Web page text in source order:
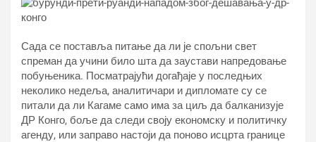
Сада се поставља питање да ли је спољни свет
спреман да учини било шта да заустави напредовање
побуњеника. Посматрајући догађаје у последњих
неколико недеља, аналитичари и дипломате су се
питали да ли Кагаме само има за циљ да балканизује
ДР Конго, боље да следи своју економску и политичку
агенду, или заправо настоји да поново исцрта границе